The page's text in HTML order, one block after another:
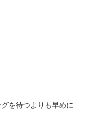
を待つよりも早めに